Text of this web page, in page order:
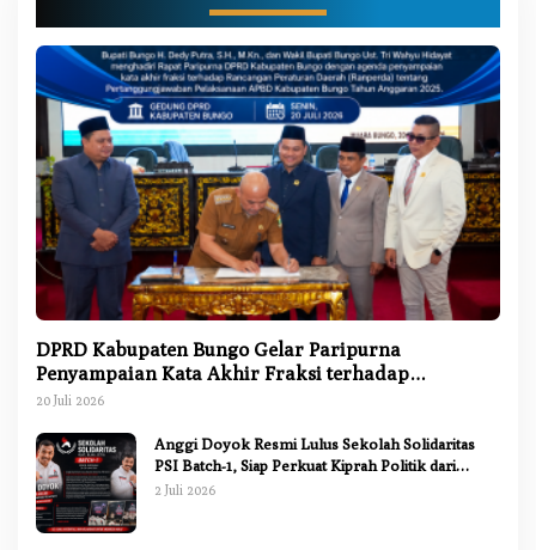
DPRD Kabupaten Bungo Gelar Paripurna
Penyampaian Kata Akhir Fraksi terhadap
Ranperda Pertanggungjawaban APBD 2025
20 Juli 2026
Anggi Doyok Resmi Lulus Sekolah Solidaritas
PSI Batch-1, Siap Perkuat Kiprah Politik dari
Daerah
2 Juli 2026